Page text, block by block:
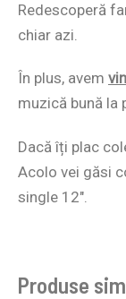
Redescoperă
chiar azi.
În plus, avem
muzică bună la
Dacă îți plac
Acolo vei găsi
single 12″.
Produse